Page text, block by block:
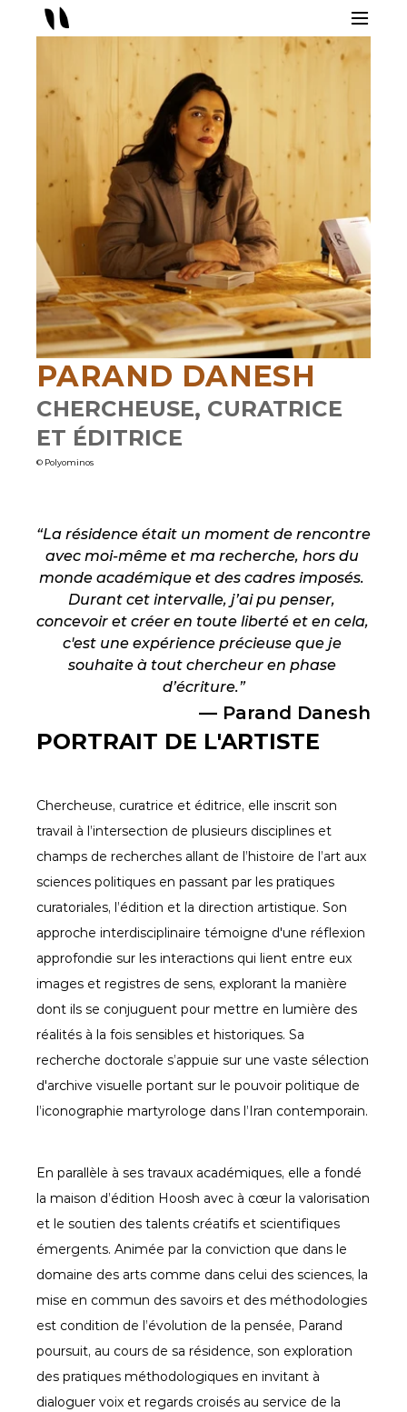
PARAND DANESH
CHERCHEUSE, CURATRICE
ET ÉDITRICE
© Polyominos
“La résidence était un moment de rencontre
avec moi-même et ma recherche, hors du
monde académique et des cadres imposés.
Durant cet intervalle, j’ai pu penser,
concevoir et créer en toute liberté et en cela,
c'est une expérience précieuse que je
souhaite à tout chercheur en phase
d’écriture.”
— Parand Danesh
PORTRAIT DE L'ARTISTE
Chercheuse, curatrice et éditrice, elle inscrit son
travail à l’intersection de plusieurs disciplines et
champs de recherches allant de l’histoire de l’art aux
sciences politiques en passant par les pratiques
curatoriales, l’édition et la direction artistique. Son
approche interdisciplinaire témoigne d'une réflexion
approfondie sur les interactions qui lient entre eux
images et registres de sens, explorant la manière
dont ils se conjuguent pour mettre en lumière des
réalités à la fois sensibles et historiques. Sa
recherche doctorale s’appuie sur une vaste sélection
d'archive visuelle portant sur le pouvoir politique de
l’iconographie martyrologe dans l’Iran contemporain.
En parallèle à ses travaux académiques, elle a fondé
la maison d’édition Hoosh avec à cœur la valorisation
et le soutien des talents créatifs et scientifiques
émergents. Animée par la conviction que dans le
domaine des arts comme dans celui des sciences, la
mise en commun des savoirs et des méthodologies
est condition de l’évolution de la pensée, Parand
poursuit, au cours de sa résidence, son exploration
des pratiques méthodologiques en invitant à
dialoguer voix et regards croisés au service de la